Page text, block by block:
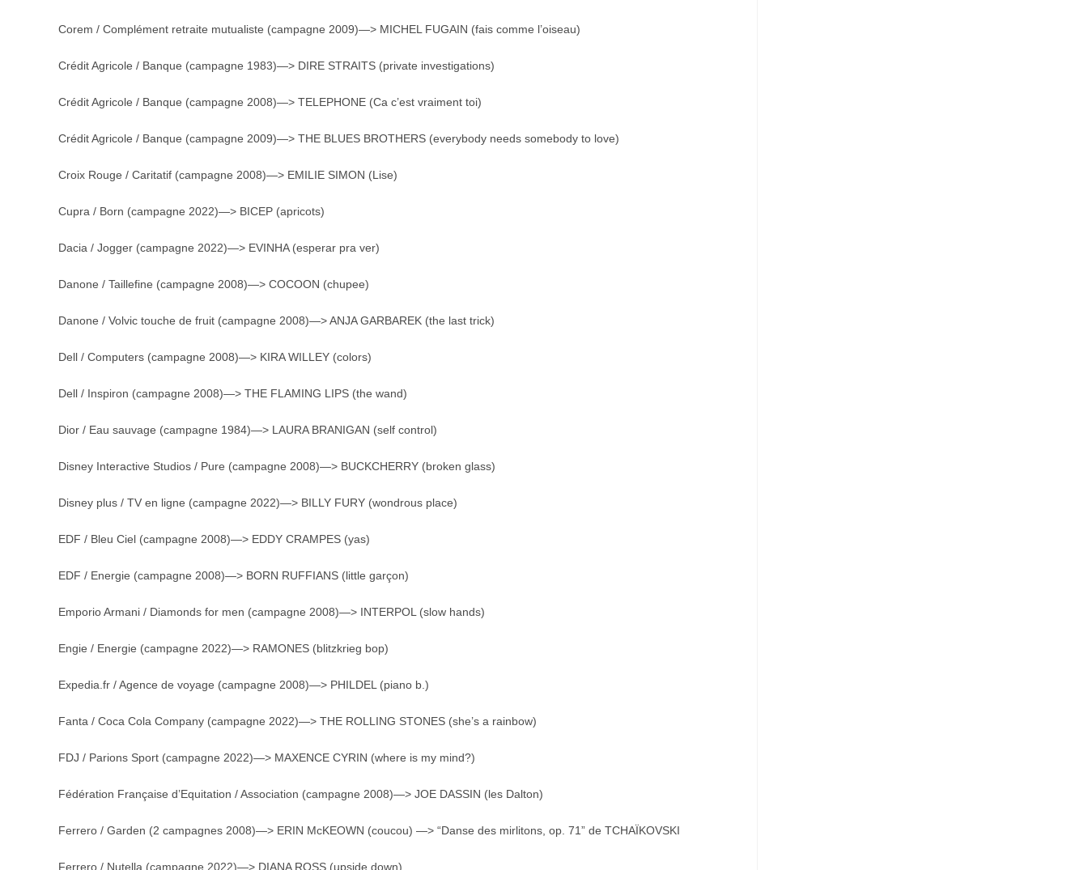
Corem / Complément retraite mutualiste (campagne 2009)—> MICHEL FUGAIN (fais comme l’oiseau)
Crédit Agricole / Banque (campagne 1983)—> DIRE STRAITS (private investigations)
Crédit Agricole / Banque (campagne 2008)—> TELEPHONE (Ca c’est vraiment toi)
Crédit Agricole / Banque (campagne 2009)—> THE BLUES BROTHERS (everybody needs somebody to love)
Croix Rouge / Caritatif (campagne 2008)—> EMILIE SIMON (Lise)
Cupra / Born (campagne 2022)—> BICEP (apricots)
Dacia / Jogger (campagne 2022)—> EVINHA (esperar pra ver)
Danone / Taillefine (campagne 2008)—> COCOON (chupee)
Danone / Volvic touche de fruit (campagne 2008)—> ANJA GARBAREK (the last trick)
Dell / Computers (campagne 2008)—> KIRA WILLEY (colors)
Dell / Inspiron (campagne 2008)—> THE FLAMING LIPS (the wand)
Dior / Eau sauvage (campagne 1984)—> LAURA BRANIGAN (self control)
Disney Interactive Studios / Pure (campagne 2008)—> BUCKCHERRY (broken glass)
Disney plus / TV en ligne (campagne 2022)—> BILLY FURY (wondrous place)
EDF / Bleu Ciel (campagne 2008)—> EDDY CRAMPES (yas)
EDF / Energie (campagne 2008)—> BORN RUFFIANS (little garçon)
Emporio Armani / Diamonds for men (campagne 2008)—> INTERPOL (slow hands)
Engie / Energie (campagne 2022)—> RAMONES (blitzkrieg bop)
Expedia.fr / Agence de voyage (campagne 2008)—> PHILDEL (piano b.)
Fanta / Coca Cola Company (campagne 2022)—> THE ROLLING STONES (she’s a rainbow)
FDJ / Parions Sport (campagne 2022)—> MAXENCE CYRIN (where is my mind?)
Fédération Française d’Equitation / Association (campagne 2008)—> JOE DASSIN (les Dalton)
Ferrero / Garden (2 campagnes 2008)—> ERIN McKEOWN (coucou) —> “Danse des mirlitons, op. 71” de TCHAÏKOVSKI
Ferrero / Nutella (campagne 2022)—> DIANA ROSS (upside down)